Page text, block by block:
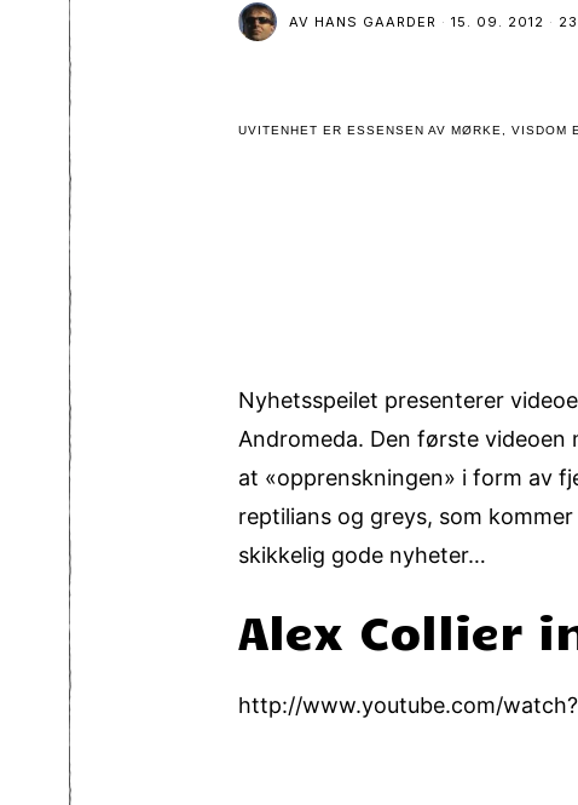
AV HANS GAARDER 15. 09. 2012
UVITENHET ER ESSENSEN AV MØRKE, VISDOM
Nyhetsspeilet presenterer
Andromeda. Den første videoen
at «opprenskningen» i form av
reptilians og greys, som
skikkelig gode nyheter…
Alex Collier
http://www.youtube.com/